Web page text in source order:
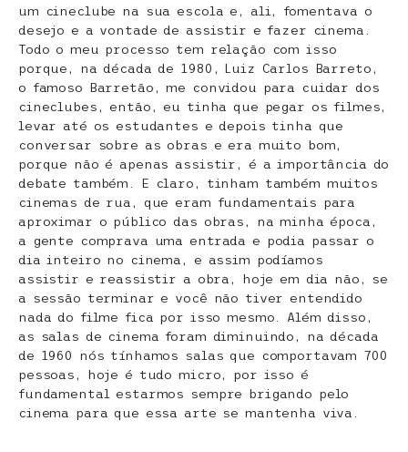
um cineclube na sua escola e, ali, fomentava o
desejo e a vontade de assistir e fazer cinema.
Todo o meu processo tem relação com isso
porque, na década de 1980, Luiz Carlos Barreto,
o famoso Barretão, me convidou para cuidar dos
cineclubes, então, eu tinha que pegar os filmes,
levar até os estudantes e depois tinha que
conversar sobre as obras e era muito bom,
porque não é apenas assistir, é a importância do
debate também. E claro, tinham também muitos
cinemas de rua, que eram fundamentais para
aproximar o público das obras, na minha época,
a gente comprava uma entrada e podia passar o
dia inteiro no cinema, e assim podíamos
assistir e reassistir a obra, hoje em dia não, se
a sessão terminar e você não tiver entendido
nada do filme fica por isso mesmo. Além disso,
as salas de cinema foram diminuindo, na década
de 1960 nós tínhamos salas que comportavam 700
pessoas, hoje é tudo micro, por isso é
fundamental estarmos sempre brigando pelo
cinema para que essa arte se mantenha viva.